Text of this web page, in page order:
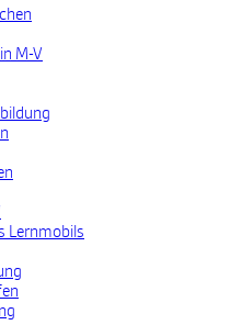
M-V
Lernmobils